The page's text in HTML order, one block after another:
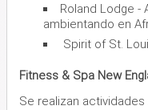
Roland Lodge -
ambientando en
Spirit of St.
Fitness & Spa New
Se realizan